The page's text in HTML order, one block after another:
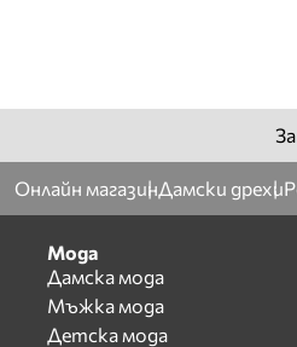
Онлайн магазинДамски дрехи
Мода
Дамска мода
Мъжка мода
Детска мода